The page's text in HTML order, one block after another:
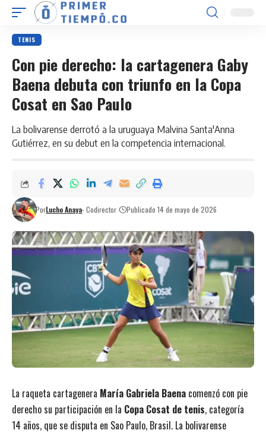
TENIS
Con pie derecho: la cartagenera Gaby
Baena debuta con triunfo en la Copa
Cosat en Sao Paulo
La bolivarense derrotó a la uruguaya Malvina Santa'Anna
Gutiérrez, en su debut en la competencia internacional.
PorLucho Anaya- Codirector Publicado 14 de mayo de 2026
La raqueta cartagenera María Gabriela Baena comenzó con pie
derecho su participación en la Copa Cosat de tenis, categoría
14 años, que se disputa en Sao Paulo, Brasil. La bolivarense